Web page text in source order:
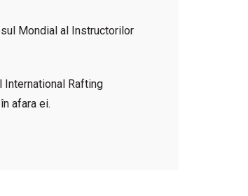
Mondial al Instructorilor
Rafting
afara ei.